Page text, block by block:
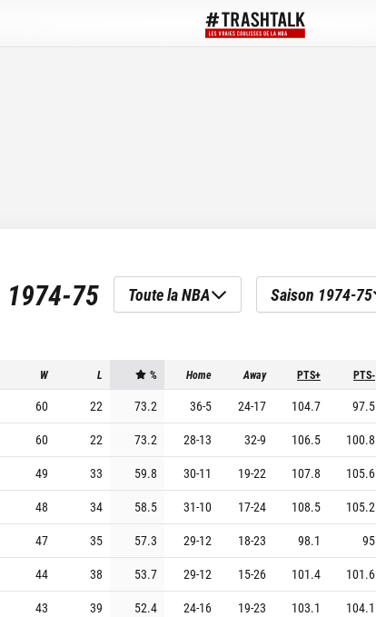
1974-75 Toute la NBA Saison 1974-75
W L % Home Away PTS+ PTS-
60 22 73.2 36-5 24-17 104.7 97.5
60 22 73.2 28-13 32-9 106.5 100.8
49 33 59.8 30-11 19-22 107.8 105.6
48 34 58.5 31-10 17-24 108.5 105.2
47 35 57.3 29-12 18-23 98.1 95
44 38 53.7 29-12 15-26 101.4 101.6
43 39 52.4 24-16 19-23 103.1 104.1